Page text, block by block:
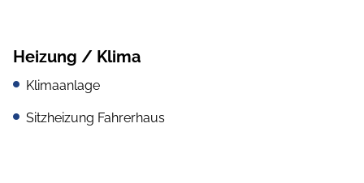
Heizung / Klima
Klimaanlage
Sitzheizung Fahrerhaus